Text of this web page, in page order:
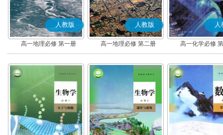
人教版
高一地理必修 第一册
人教版
高一地理必修 第二册
人
高一化学必修